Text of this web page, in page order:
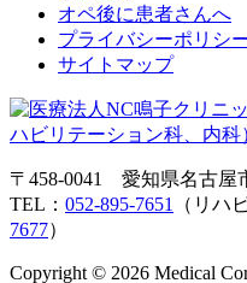
オペ後に患者さんへ
プライバシーポリシ
サイトマップ
〒458-0041 愛知県名古屋
TEL： 052-895-7651 （リハ
7677）
Copyright © 2026 Medical